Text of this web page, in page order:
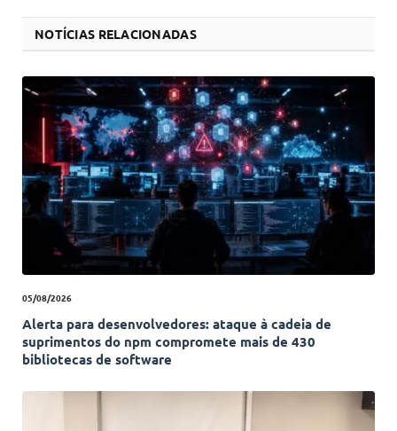
NOTÍCIAS RELACIONADAS
05/08/2026
Alerta para desenvolvedores: ataque à cadeia de
suprimentos do npm compromete mais de 430
bibliotecas de software